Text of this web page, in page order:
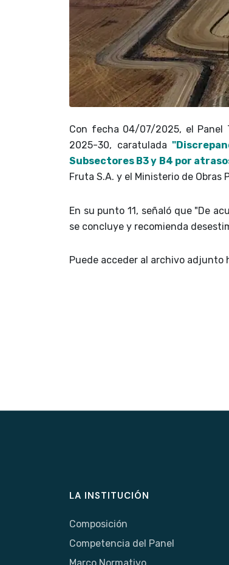
Con fecha 04/07/2025, el Panel
2025-30, caratulada
Subsectores B3 y B4 por
Fruta S.A. y el Ministerio de Obras
En su punto 11, señaló que "De
se concluye y recomienda
Puede acceder al archivo adjunto
LA INSTITUCIÓN
Composición
Competencia del Panel
Marco Normativo